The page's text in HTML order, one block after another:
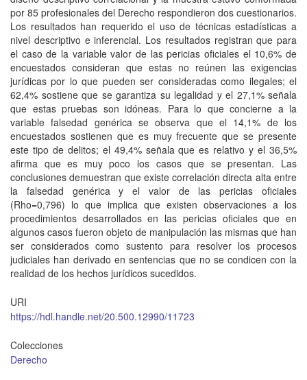
por 85 profesionales del Derecho respondieron dos cuestionarios.
Los resultados han requerido el uso de técnicas estadísticas a
nivel descriptivo e inferencial. Los resultados registran que para
el caso de la variable valor de las pericias oficiales el 10,6% de
encuestados consideran que estas no reúnen las exigencias
jurídicas por lo que pueden ser consideradas como ilegales; el
62,4% sostiene que se garantiza su legalidad y el 27,1% señala
que estas pruebas son idóneas. Para lo que concierne a la
variable falsedad genérica se observa que el 14,1% de los
encuestados sostienen que es muy frecuente que se presente
este tipo de delitos; el 49,4% señala que es relativo y el 36,5%
afirma que es muy poco los casos que se presentan. Las
conclusiones demuestran que existe correlación directa alta entre
la falsedad genérica y el valor de las pericias oficiales
(Rho=0,796) lo que implica que existen observaciones a los
procedimientos desarrollados en las pericias oficiales que en
algunos casos fueron objeto de manipulación las mismas que han
ser considerados como sustento para resolver los procesos
judiciales han derivado en sentencias que no se condicen con la
realidad de los hechos jurídicos sucedidos.
URI
https://hdl.handle.net/20.500.12990/11723
Colecciones
Derecho